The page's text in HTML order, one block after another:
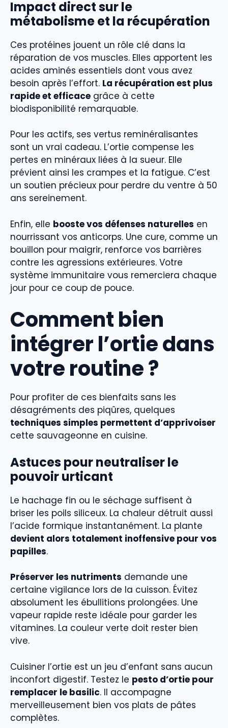
Impact direct sur le
métabolisme et la récupération
Ces protéines jouent un rôle clé dans la
réparation de vos muscles. Elles apportent les
acides aminés essentiels dont vous avez
besoin après l’effort. La récupération est plus
rapide et efficace grâce à cette
biodisponibilité remarquable.
Pour les actifs, ses vertus reminéralisantes
sont un vrai cadeau. L’ortie compense les
pertes en minéraux liées à la sueur. Elle
prévient ainsi les crampes et la fatigue. C’est
un soutien précieux pour perdre du ventre à 50
ans sereinement.
Enfin, elle booste vos défenses naturelles en
nourrissant vos anticorps. Une cure, comme un
bouillon pour maigrir, renforce vos barrières
contre les agressions extérieures. Votre
système immunitaire vous remerciera chaque
jour pour ce coup de pouce.
Comment bien
intégrer l’ortie dans
votre routine ?
Pour profiter de ces bienfaits sans les
désagréments des piqûres, quelques
techniques simples permettent d’apprivoiser
cette sauvageonne en cuisine.
Astuces pour neutraliser le
pouvoir urticant
Le hachage fin ou le séchage suffisent à
briser les poils siliceux. La chaleur détruit aussi
l’acide formique instantanément. La plante
devient alors totalement inoffensive pour vos
papilles.
Préserver les nutriments demande une
certaine vigilance lors de la cuisson. Évitez
absolument les ébullitions prolongées. Une
vapeur rapide reste idéale pour garder les
vitamines. La couleur verte doit rester bien
vive.
Cuisiner l’ortie est un jeu d’enfant sans aucun
inconfort digestif. Testez le pesto d’ortie pour
remplacer le basilic. Il accompagne
merveilleusement bien vos plats de pâtes
complètes.